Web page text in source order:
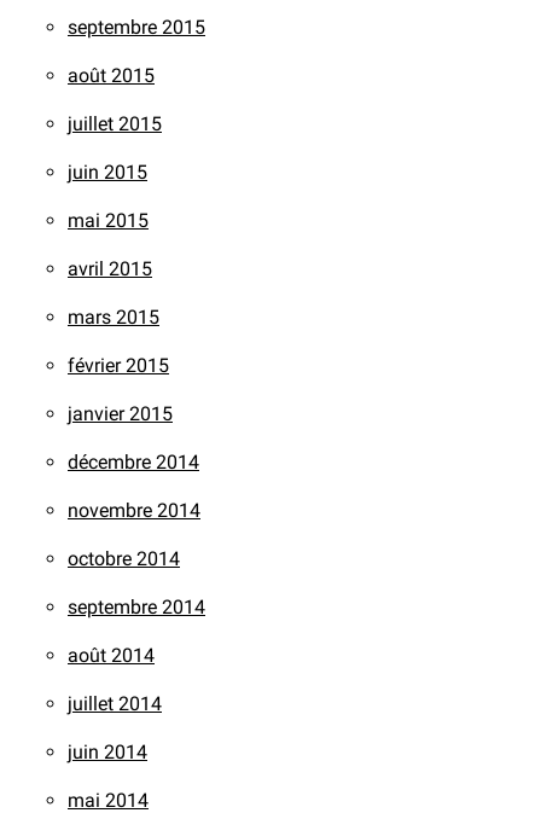
septembre 2015
août 2015
juillet 2015
juin 2015
mai 2015
avril 2015
mars 2015
février 2015
janvier 2015
décembre 2014
novembre 2014
octobre 2014
septembre 2014
août 2014
juillet 2014
juin 2014
mai 2014